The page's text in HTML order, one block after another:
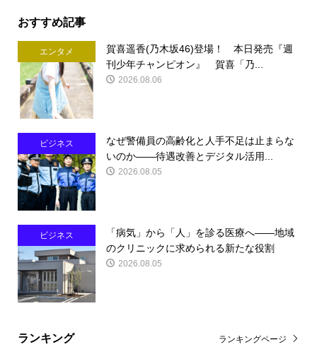
おすすめ記事
エンタメ
賀喜遥香(乃木坂46)登場！ 本日発売『週
刊少年チャンピオン』 賀喜「乃...
2026.08.06
ビジネス
なぜ警備員の高齢化と人手不足は止まらな
いのか――待遇改善とデジタル活用...
2026.08.05
ビジネス
「病気」から「人」を診る医療へ――地域
のクリニックに求められる新たな役割
2026.08.05
ランキング ランキングページ